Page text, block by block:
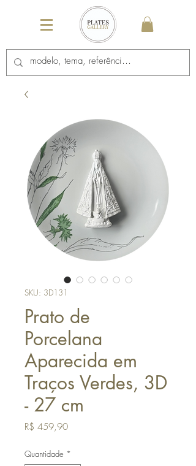
SKU: 3D131
Prato de
Porcelana
Aparecida em
Traços Verdes, 3D
- 27 cm
R$ 459,90Preço
Quantidade *